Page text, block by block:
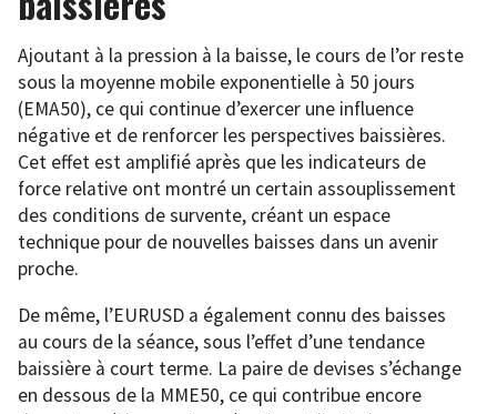
Ajoutant à la pression à la baisse, le cours de l’or reste
sous la moyenne mobile exponentielle à 50 jours
(EMA50), ce qui continue d’exercer une influence
négative et de renforcer les perspectives baissières.
Cet effet est amplifié après que les indicateurs de
force relative ont montré un certain assouplissement
des conditions de survente, créant un espace
technique pour de nouvelles baisses dans un avenir
proche.
De même, l’EURUSD a également connu des baisses
au cours de la séance, sous l’effet d’une tendance
baissière à court terme. La paire de devises s’échange
en dessous de la MME50, ce qui contribue encore